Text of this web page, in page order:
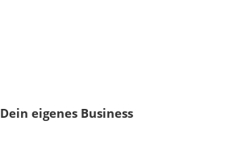
Dein eigenes Business